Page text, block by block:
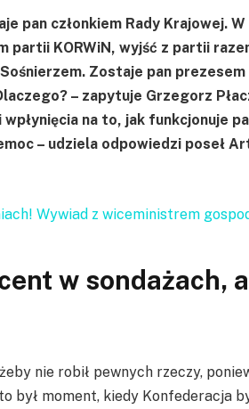
pan członkiem Rady Krajowej.
partii KORWiN, wyjść z partii
Zostaje pan
– zapytuje Grzegorz
na to, jak funkcjonuje
– udziela odpowiedzi poseł
Wywiad z wiceministrem
w sondażach, a
nie robił pewnych rzeczy,
był moment, kiedy Konfederacja